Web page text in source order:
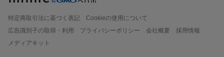
特定商取引法に基づく表記
Cookieの使用について
広告識別子の取得・利用
プライバシーポリシー 会社概要
採用情報
メディアキット